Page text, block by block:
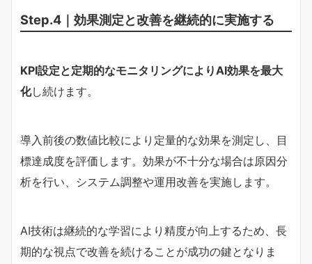
Step.4｜効果測定と改善を継続的に実施する
KPI設定と定期的なモニタリングによりAI効果を最大
化し続けます。
導入前後の数値比較により定量的な効果を測定し、目
標達成度を評価します。効果が不十分な場合は原因分
析を行い、システム調整や運用改善を実施します。
AI技術は継続的な学習により精度が向上するため、長
期的な視点で改善を続けることが成功の鍵となりま